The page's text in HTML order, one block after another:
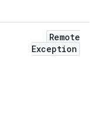
Remote
Exception